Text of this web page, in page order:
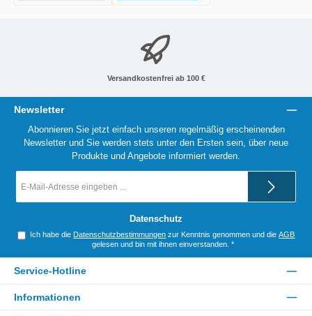
Versandkostenfrei ab 100 €
Newsletter
Abonnieren Sie jetzt einfach unseren regelmäßig erscheinenden
Newsletter und Sie werden stets unter den Ersten sein, über neue
Produkte und Angebote informiert werden.
Mail-
Datenschutz
Ich habe die Datenschutzbestimmungen zur Kenntnis genommen und dieAGB
gelesen und bin mit ihnen einverstanden. *
Service-Hotline
Informationen